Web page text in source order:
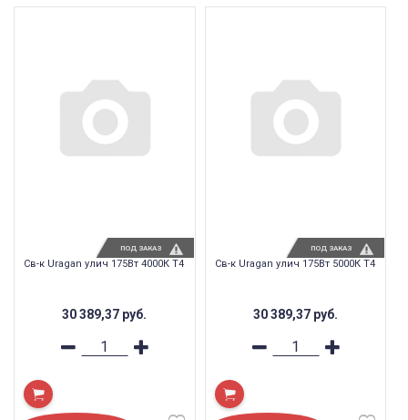
Св-к Uragan улич 175Вт 4000К T4
30 389,37 руб.
ПОД ЗАКАЗ
Св-к Uragan улич 175Вт 5000К T4
30 389,37 руб.
ПОД ЗАКАЗ